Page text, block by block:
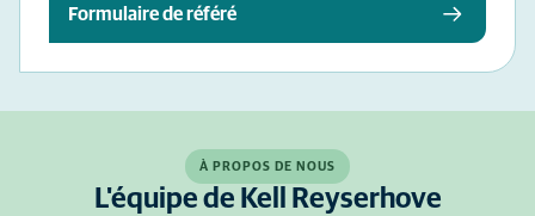
Formulaire de référé
À PROPOS DE NOUS
L'équipe de Kell Reyserhove